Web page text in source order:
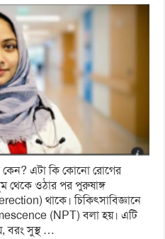
কেন? এটা কি কোনো রোগের
থেকে ওঠার পর পুরুষাঙ্গ
থাকে। চিকিৎসাবিজ্ঞানে
(NPT) বলা হয়। এটি
বরং সুস্থ …